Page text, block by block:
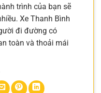
trình của bạn sẽ
Xe Thanh Bình
đi đường có
toàn và thoải mái